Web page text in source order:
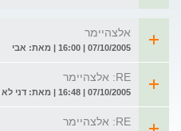
אלצהיימר
07/10/2005 | 16:00 | מאת: אבי
RE: אלצהיימר
07/10/2005 | 16:48 | מאת: דני לא רופא ולא מטפל
RE: אלצהיימר